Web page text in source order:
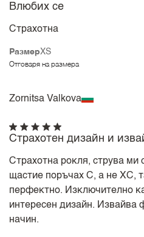
РазмерXS
Отговаря на размера
Влюбих се
Страхотна
Zornitsa Valkova
Страхотен дизайн и
Страхотна рокля, струва ми
щастие поръчах С, а не ХС,
перфектно. Изключително
интересен дизайн. Извайва
начин.